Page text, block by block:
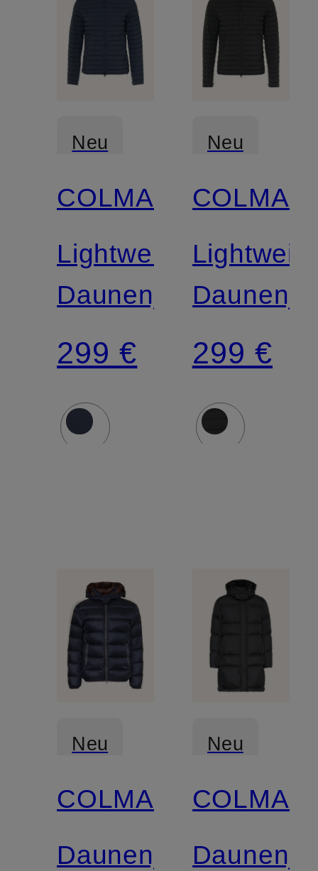
Neu
Zertifiziert
COLMAR
Lightweight-
Daunenjacke
299 €
Neu
Zertifiziert
COLMAR
299 €
Neu
Zertifiziert
COLMAR
Daunenjacke
Neu
Zertifiziert
COLMAR